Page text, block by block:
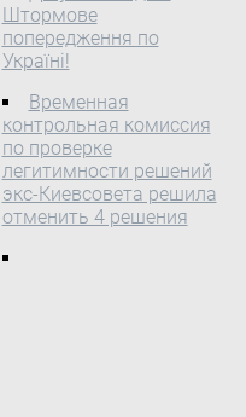
оперативність
реагування та
ефективність роботи
спеціального загону ДПС,
Міністерство внутрішніх
справ прийняло рішення
про закупівлю нових
авто для цього
підрозділу.
Штормове
попередження по
Україні!
Временная
контрольная комиссия
по проверке
легитимности решений
экс-Киевсовета решила
отменить 4 решения